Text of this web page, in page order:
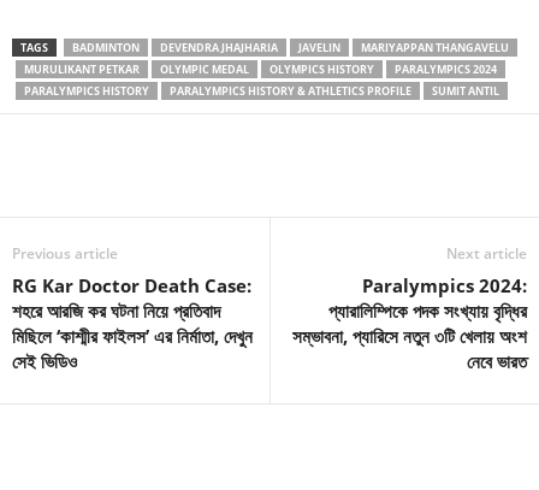
TAGS BADMINTON DEVENDRA JHAJHARIA JAVELIN
MARIYAPPAN THANGAVELU
MURULIKANT PETKAR
OLYMPIC MEDAL OLYMPICS HISTORY
PARALYMPICS 2024
PARALYMPICS HISTORY
PARALYMPICS HISTORY & ATHLETICS PROFILE SUMIT ANTIL
Previous article
RG Kar Doctor Death Case:
শহরে আরজি কর ঘটনা নিয়ে প্রতিবাদ
মিছিলে ‘কাশ্মীর ফাইলস’ এর নির্মাতা, দেখুন
সেই ভিডিও
Next article
Paralympics 2024:
প্যারালিম্পিকে পদক সংখ্যায় বৃদ্ধির
সম্ভাবনা, প্যারিসে নতুন ৩টি খেলায় অংশ
নেবে ভারত